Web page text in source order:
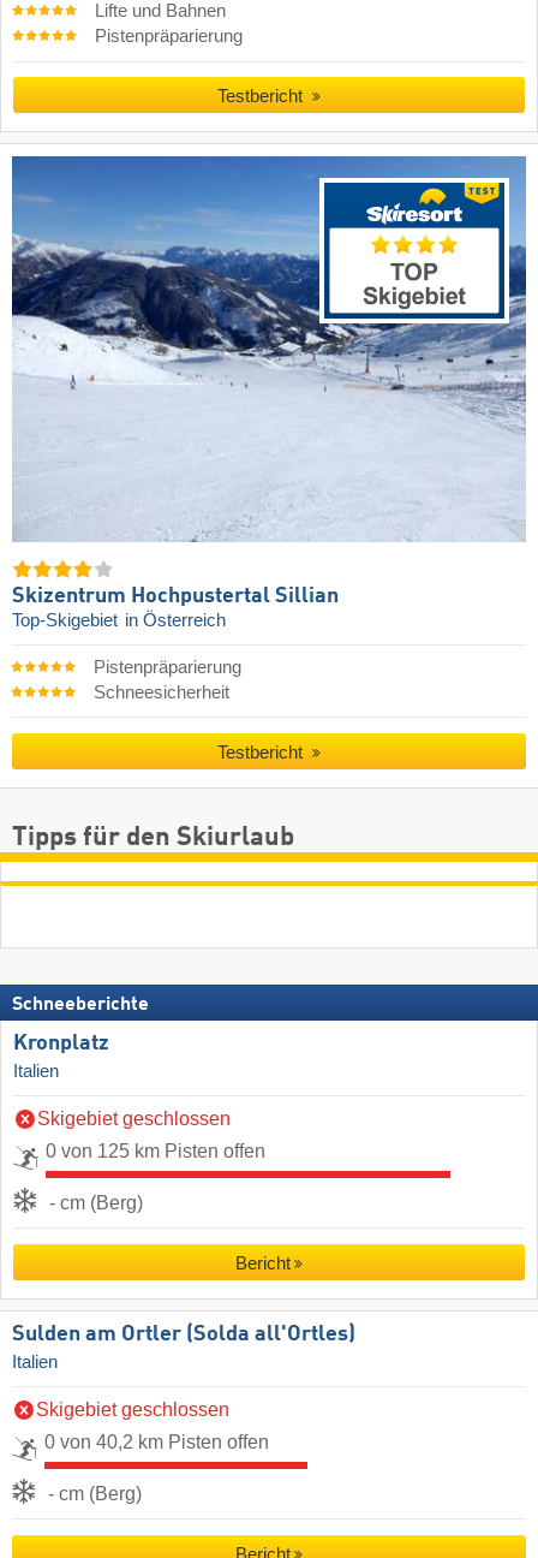
Lifte und Bahnen
Pistenpräparierung
Testbericht
Skizentrum Hochpustertal Sillian
Top-Skigebiet in Österreich
Pistenpräparierung
Schneesicherheit
Testbericht
Tipps für den Skiurlaub
Schneeberichte
Kronplatz
Italien
Skigebiet geschlossen
0 von 125 km Pisten offen
- cm (Berg)
Bericht
Sulden am Ortler (Solda all'Ortles)
Italien
Skigebiet geschlossen
0 von 40,2 km Pisten offen
- cm (Berg)
Bericht